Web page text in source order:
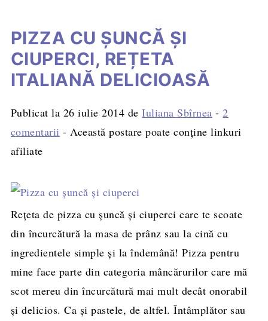
PIZZA CU ŞUNCĂ ŞI
CIUPERCI, REȚETA
ITALIANĂ DELICIOASĂ
Publicat la 26 iulie 2014 deIuliana Sbîrnea -2
comentarii - Această postare poate conține linkuri
afiliate
Rețeta de pizza cu şuncă şi ciuperci care te scoate
din încurcătură la masa de prânz sau la cină cu
ingredientele simple și la îndemână! Pizza pentru
mine face parte din categoria mâncărurilor care mă
scot mereu din încurcătură mai mult decât onorabil
şi delicios. Ca şi pastele, de altfel. Întâmplător sau